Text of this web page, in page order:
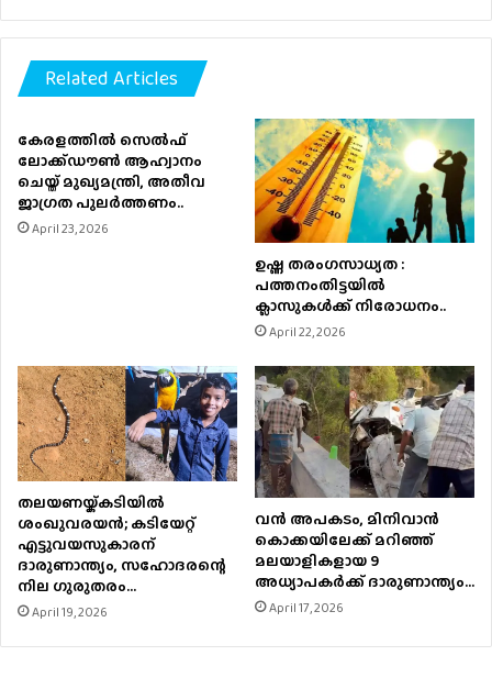
Related Articles
കേരളത്തിൽ സെൽഫ്
ലോക്ക്ഡൗൺ ആഹ്വാനം
ചെയ്ത് മുഖ്യമന്ത്രി, അതീവ
ജാഗ്രത പുലർത്തണം..
April 23, 2026
ഉഷ്ണ തരംഗസാധ്യത :
പത്തനംതിട്ടയില്‍
ക്ലാസുകള്‍ക്ക് നിരോധനം..
April 22, 2026
തലയണയ്ക്കടിയില്‍
ശംഖുവരയന്‍; കടിയേറ്റ്
എട്ടുവയസുകാരന്
ദാരുണാന്ത്യം, സഹോദരന്റെ
നില ഗുരുതരം…
April 19, 2026
വൻ അപകടം, മിനിവാൻ
കൊക്കയിലേക്ക് മറിഞ്ഞ്
മലയാളികളായ 9
അധ്യാപകർക്ക് ദാരുണാന്ത്യം…
April 17, 2026